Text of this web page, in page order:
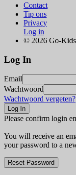
Contact
Tip ons
Privacy
Log in
© 2026 Go-Kids
Log In
Email
Wachtwoord
Wachtwoord vergeten?
Please confirm login
You will receive an
your password to a